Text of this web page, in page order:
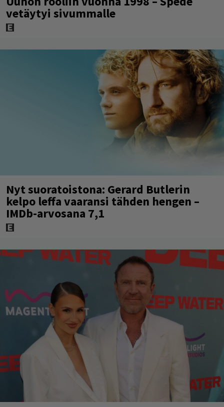
vetäytyi sivummalle
Nyt suoratoistona: Gerard Butlerin
kelpo leffa vaaransi tähden hengen –
IMDb-arvosana 7,1